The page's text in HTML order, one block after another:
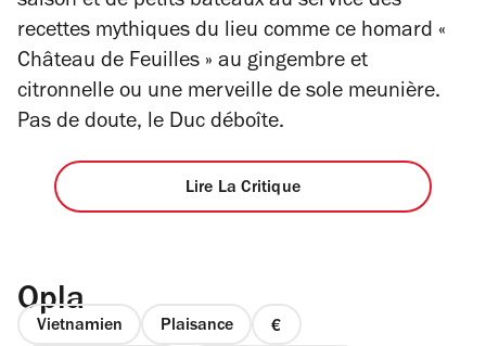
recettes mythiques du lieu comme ce homard «
Château de Feuilles » au gingembre et
citronnelle ou une merveille de sole meunière.
Pas de doute, le Duc déboîte.
Lire La Critique
Opla
Vietnamien Plaisance
prix